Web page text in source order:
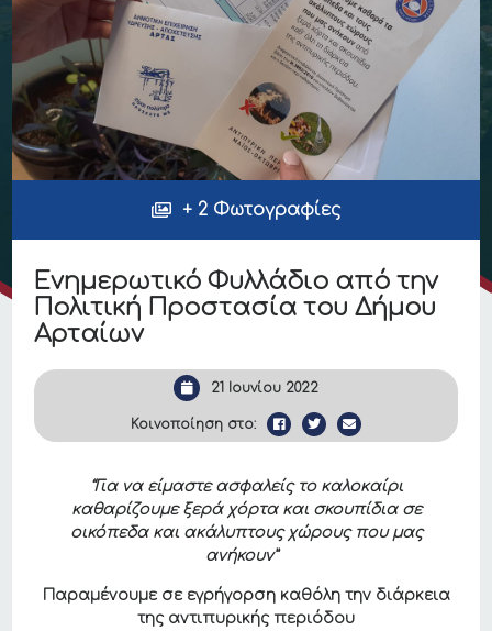
+ 2 Φωτογραφίες
Ενημερωτικό Φυλλάδιο από την
Πολιτική Προστασία του Δήμου
Αρταίων
21 Ιουνίου 2022
Κοινοποίηση στο:
“Για να είμαστε ασφαλείς το καλοκαίρι
καθαρίζουμε ξερά χόρτα και σκουπίδια σε
οικόπεδα και ακάλυπτους χώρους που μας
ανήκουν”
Παραμένουμε σε εγρήγορση καθόλη την διάρκεια
της αντιπυρικής περιόδου